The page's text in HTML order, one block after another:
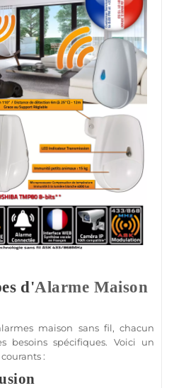
d'Alarme Maison
maison sans fil, chacun
besoins spécifiques. Voici un
: